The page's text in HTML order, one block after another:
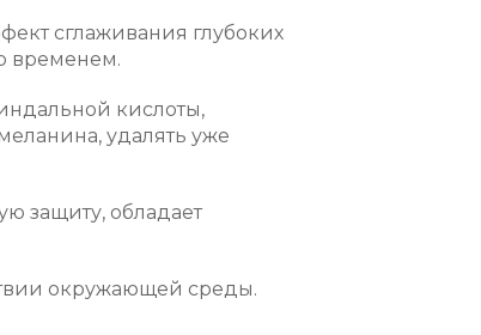
сглаживания глубоких
временем.
кислоты,
удалять уже
защиту, обладает
окружающей среды.